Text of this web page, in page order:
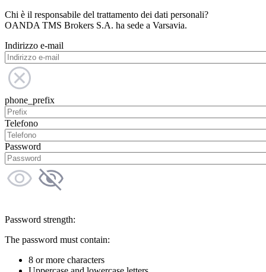
Chi è il responsabile del trattamento dei dati personali?
OANDA TMS Brokers S.A. ha sede a Varsavia.
Indirizzo e-mail
phone_prefix
Telefono
Password
Password strength:
The password must contain:
8 or more characters